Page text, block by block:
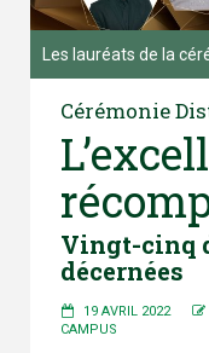
Les lauréats de la
Cérémonie
Vingt-cinq
décernées
19 AVRIL 2022
CAMPUS